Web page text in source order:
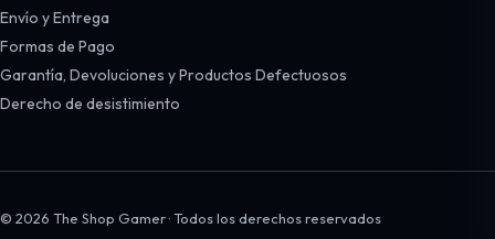
Envío y Entrega
Formas de Pago
Garantía, Devoluciones y Productos Defectuosos
Derecho de desistimiento
© 2026 The Shop Gamer · Todos los derechos reservados